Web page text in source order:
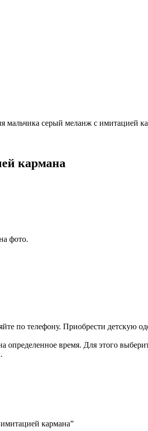
мальчика серый меланж с имитацией
кармана
фото.
по телефону. Приобрести детскую
время. Для этого
кармана”